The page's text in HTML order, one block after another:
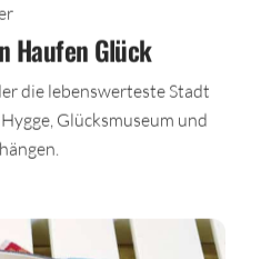
Haufen Glück
die lebenswerteste Stadt
Glücksmuseum und